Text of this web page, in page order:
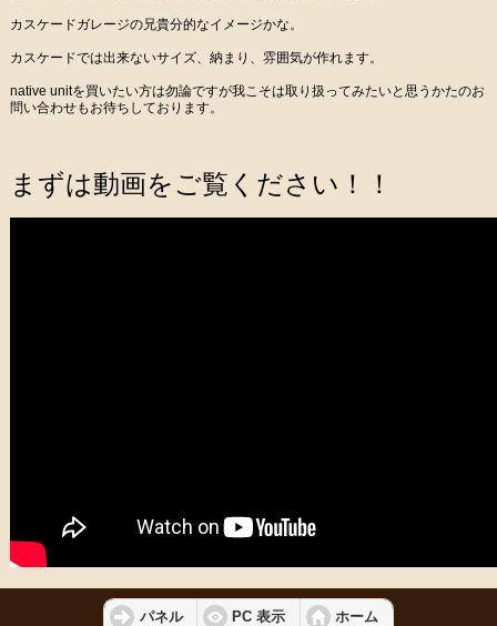
カスケードガレージの兄貴分的なイメージかな。
カスケードでは出来ないサイズ、納まり、雰囲気が作れます。
native unitを買いたい方は勿論ですが我こそは取り扱ってみたいと思うかたのお
問い合わせもお待ちしております。
まずは動画をご覧ください！！
パネル PC 表示 ホーム